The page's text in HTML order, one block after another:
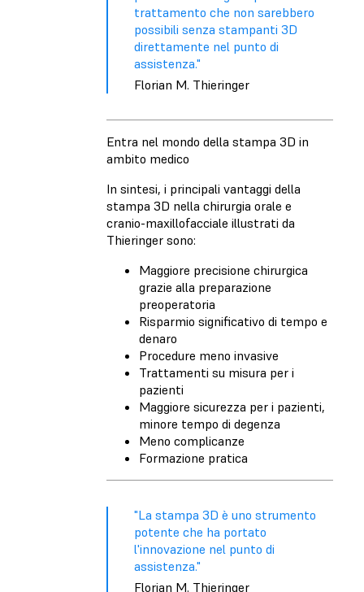
trattamento che non sarebbero
possibili senza stampanti 3D
direttamente nel punto di
assistenza."
Florian M. Thieringer
Entra nel mondo della stampa 3D in
ambito medico
In sintesi, i principali vantaggi della
stampa 3D nella chirurgia orale e
cranio-maxillofacciale illustrati da
Thieringer sono:
Maggiore precisione chirurgica
grazie alla preparazione
preoperatoria
Risparmio significativo di tempo e
denaro
Procedure meno invasive
Trattamenti su misura per i
pazienti
Maggiore sicurezza per i pazienti,
minore tempo di degenza
Meno complicanze
Formazione pratica
"La stampa 3D è uno strumento
potente che ha portato
l'innovazione nel punto di
assistenza."
Florian M. Thieringer